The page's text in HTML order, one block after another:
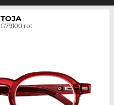
TOJA
G79100 rot